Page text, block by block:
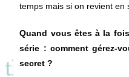
temps mais si on revient en
Quand vous êtes à la
série : comment gérez-
secret ?